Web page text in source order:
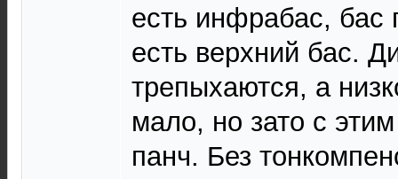
есть инфрабас, бас
есть верхний бас.
трепыхаются, а
мало, но зато с
панч. Без